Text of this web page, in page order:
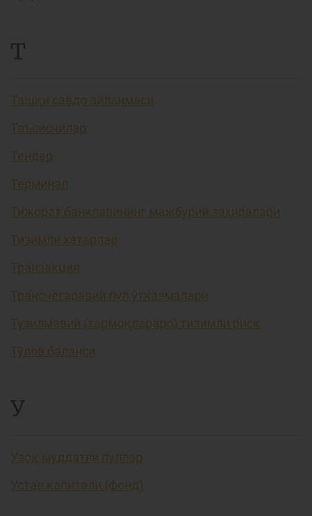
Т
Ташқи савдо айланмаси
Таъсисчилар
Тендер
Терминал
Тижорат банкларининг мажбурий заҳиралари
Тизимли хатарлар
Транзакция
Трансчегаравий пул ўтказмалари
Тузилмавий (тармоқлараро) тизимли риск
Тўлов баланси
У
Узоқ муддатли пуллар
Устав капитали (фонд)